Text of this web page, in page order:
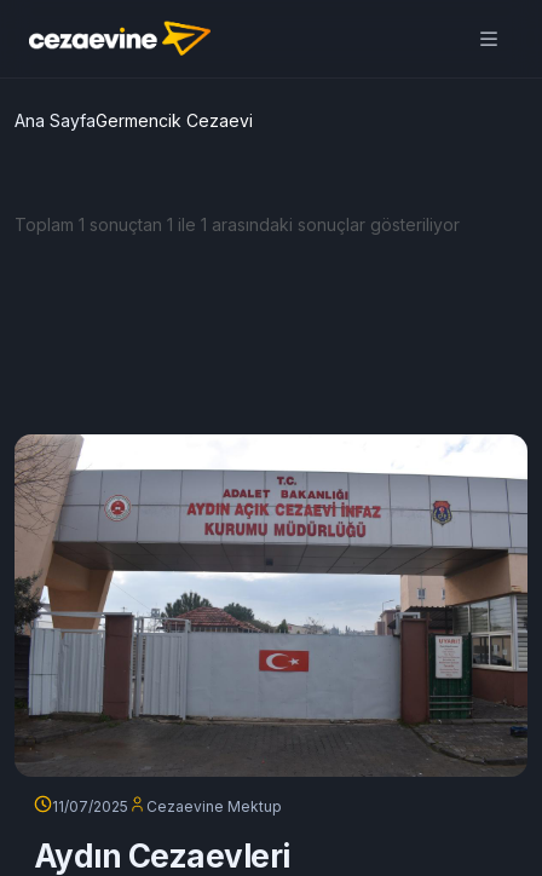
Ana SayfaGermencik Cezaevi
Toplam 1 sonuçtan 1 ile 1 arasındaki sonuçlar gösteriliyor
11/07/2025 Cezaevine Mektup
Aydın Cezaevleri